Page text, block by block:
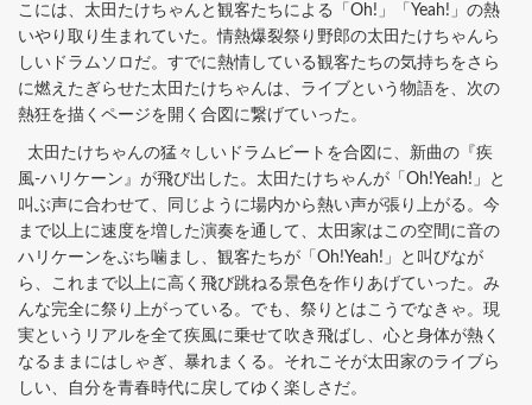
こには、太田たけちゃんと観客たちによる「Oh!」「Yeah!」の熱
いやり取り生まれていた。情熱爆裂祭り野郎の太田たけちゃんら
しいドラムソロだ。すでに熱情している観客たちの気持ちをさら
に燃えたぎらせた太田たけちゃんは、ライブという物語を、次の
熱狂を描くページを開く合図に繋げていった。
太田たけちゃんの猛々しいドラムビートを合図に、新曲の『疾
風-ハリケーン』が飛び出した。太田たけちゃんが「Oh!Yeah!」と
叫ぶ声に合わせて、同じように場内から熱い声が張り上がる。今
まで以上に速度を増した演奏を通して、太田家はこの空間に音の
ハリケーンをぶち噛まし、観客たちが「Oh!Yeah!」と叫びなが
ら、これまで以上に高く飛び跳ねる景色を作りあげていった。み
んな完全に祭り上がっている。でも、祭りとはこうでなきゃ。現
実というリアルを全て疾風に乗せて吹き飛ばし、心と身体が熱く
なるままにはしゃぎ、暴れまくる。それこそが太田家のライブら
しい、自分を青春時代に戻してゆく楽しさだ。